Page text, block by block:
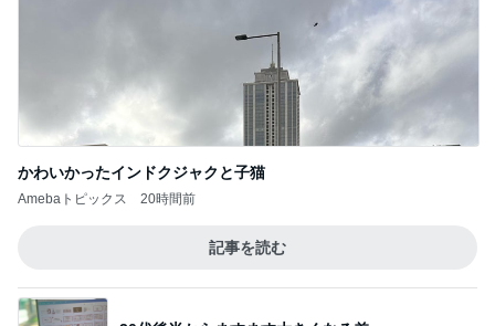
かわいかったインドクジャクと子猫
Amebaトピックス 20時間前
記事を読む